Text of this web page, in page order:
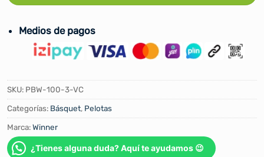
Medios de pagos
SKU: PBW-100-3-VC
Categorías: Básquet, Pelotas
Marca:Winner
¿Tienes alguna duda? Aquí te ayudamos 😉